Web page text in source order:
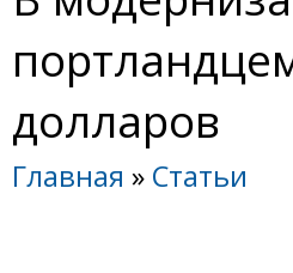
долларов
Главная » Статьи